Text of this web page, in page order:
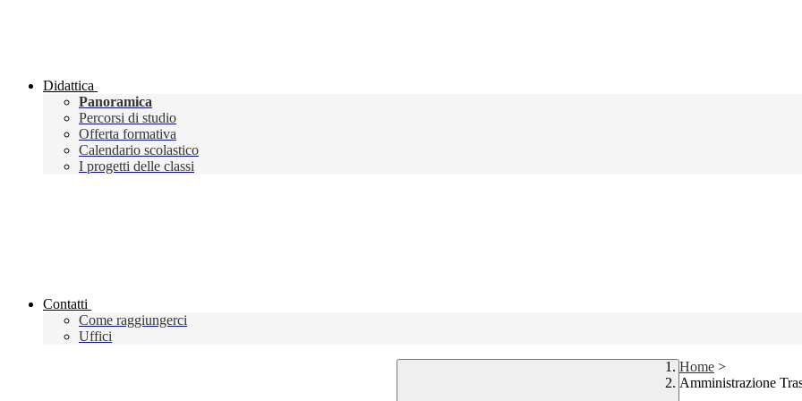
Didattica
Panoramica
Percorsi di studio
Offerta formativa
Calendario scolastico
I progetti delle classi
Contatti
Come raggiungerci
Uffici
Home >
Amministrazione